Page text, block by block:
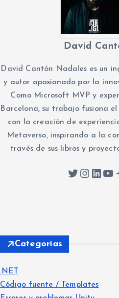
David
David Cantón Nadales es un
y autor apasionado por la
Como Microsoft MVP y
Barcelona, su trabajo fusiona
con la creación de
Metaverso, inspirando a la
través de sus libros y
Twitter Instagram LinkedIn YouTube
Categorias
.NET
Código fuente / Templates